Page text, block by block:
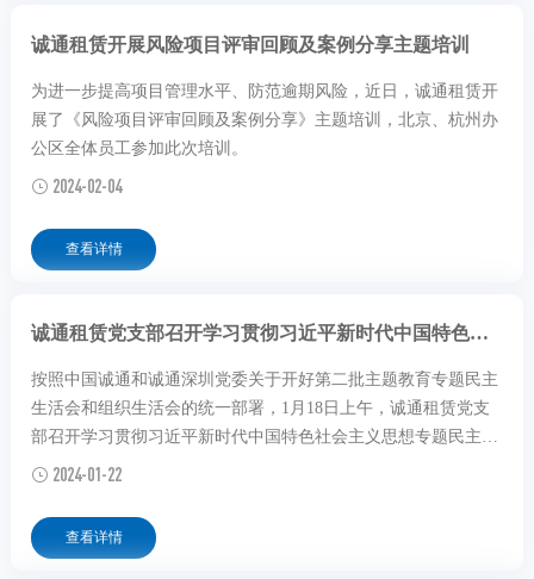
诚通租赁开展风险项目评审回顾及案例分享主题培训
为进一步提高项目管理水平、防范逾期风险，近日，诚通租赁开
展了《风险项目评审回顾及案例分享》主题培训，北京、杭州办
公区全体员工参加此次培训。
2024-02-04
查看详情
诚通租赁党支部召开学习贯彻习近平新时代中国特色社会主义思想主题教育专题...
按照中国诚通和诚通深圳党委关于开好第二批主题教育专题民主
生活会和组织生活会的统一部署，1月18日上午，诚通租赁党支
部召开学习贯彻习近平新时代中国特色社会主义思想专题民主生
活会。诚通深圳党委委员、首席合规官唐林一行参会指导。诚通
成员参加会议。
2024-01-22
查看详情